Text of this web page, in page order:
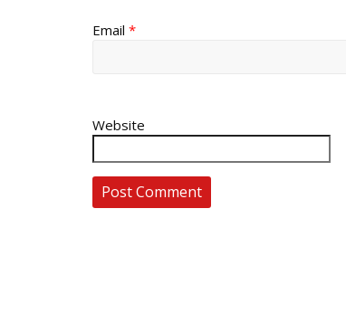
Email *
Website